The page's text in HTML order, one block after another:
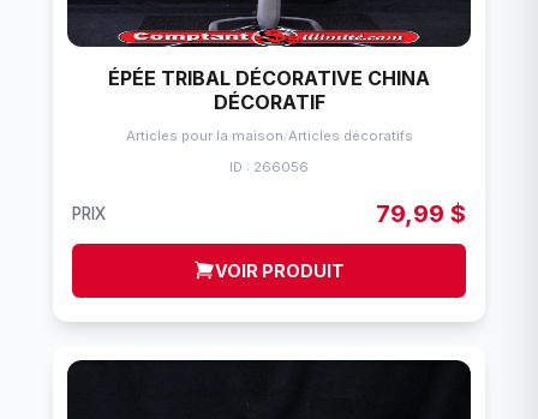
ÉPÉE TRIBAL DÉCORATIVE CHINA
DÉCORATIF
Articles pour la maison/Articles décoratifs
ID : 266056
PRIX 79,99 $
VOIR PRODUIT